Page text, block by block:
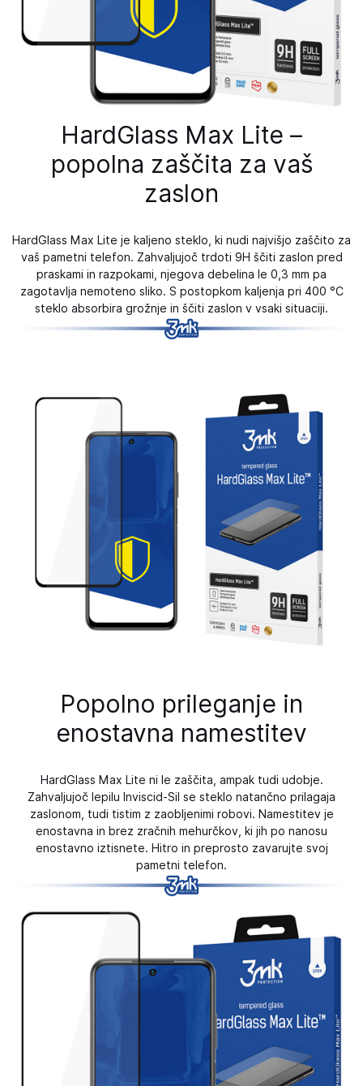
HardGlass Max Lite –
popolna zaščita za vaš
zaslon
HardGlass Max Lite je kaljeno steklo, ki nudi najvišjo zaščito za
vaš pametni telefon. Zahvaljujoč trdoti 9H ščiti zaslon pred
praskami in razpokami, njegova debelina le 0,3 mm pa
zagotavlja nemoteno sliko. S postopkom kaljenja pri 400 °C
steklo absorbira grožnje in ščiti zaslon v vsaki situaciji.
Popolno prileganje in
enostavna namestitev
HardGlass Max Lite ni le zaščita, ampak tudi udobje.
Zahvaljujoč lepilu Inviscid-Sil se steklo natančno prilagaja
zaslonom, tudi tistim z zaobljenimi robovi. Namestitev je
enostavna in brez zračnih mehurčkov, ki jih po nanosu
enostavno iztisnete. Hitro in preprosto zavarujte svoj
pametni telefon.